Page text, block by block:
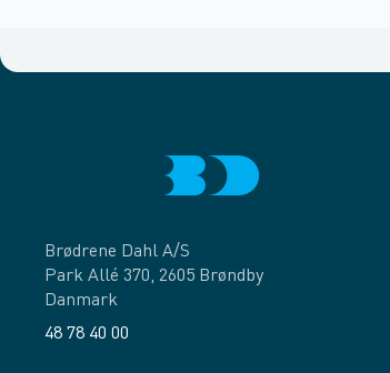
Brødrene Dahl A/S
Park Allé 370, 2605 Brøndby
Danmark
48 78 40 00